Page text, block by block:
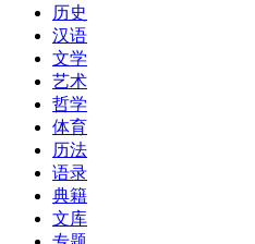
历史
汉语
文学
艺术
哲学
体育
历法
语录
典籍
文库